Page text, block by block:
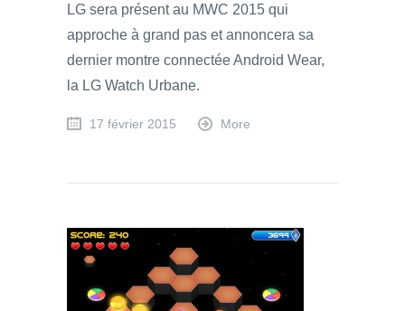
LG sera présent au MWC 2015 qui
approche à grand pas et annoncera sa
dernier montre connectée Android Wear,
la LG Watch Urbane.
17 février 2015 More